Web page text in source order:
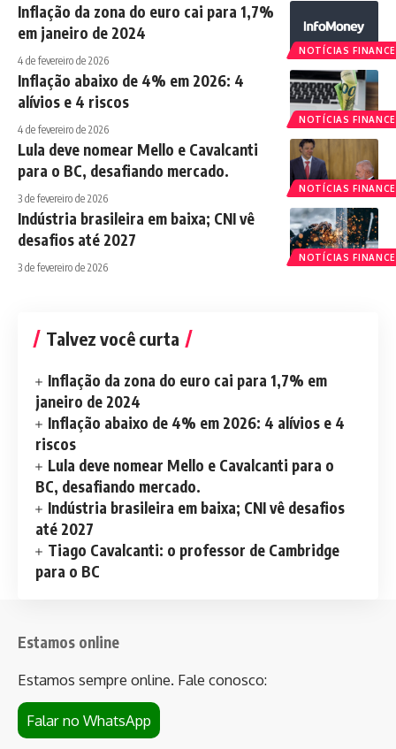
NOTÍCIAS
Inflação da zona do euro cai para 1,7%
em janeiro de 2024
4 de fevereiro de 2026
NOTÍCIAS
Inflação abaixo de 4% em 2026: 4
alívios e 4 riscos
4 de fevereiro de 2026
NOTÍCIAS
Lula deve nomear Mello e Cavalcanti
para o BC, desafiando mercado.
3 de fevereiro de 2026
NOTÍCIAS
Indústria brasileira em baixa; CNI vê
desafios até 2027
3 de fevereiro de 2026
Talvez você curta
Inflação da zona do euro cai para 1,7% em
janeiro de 2024
Inflação abaixo de 4% em 2026: 4 alívios e 4
riscos
Lula deve nomear Mello e Cavalcanti para o
BC, desafiando mercado.
Indústria brasileira em baixa; CNI vê desafios
até 2027
Tiago Cavalcanti: o professor de Cambridge
para o BC
Estamos online
Estamos sempre online. Fale conosco:
Falar no WhatsApp